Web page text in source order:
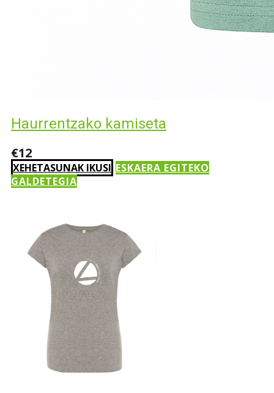
Haurrentzako kamiseta
€12
XEHETASUNAK IKUSI ESKAERA EGITEKO
GALDETEGIA